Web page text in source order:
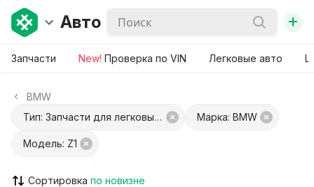
Авто +
Запчасти New! Проверка по VIN Легковые авто
BMW
Тип: Запчасти для легковых авто
Марка: BMW
Модель: Z1
Сортировка